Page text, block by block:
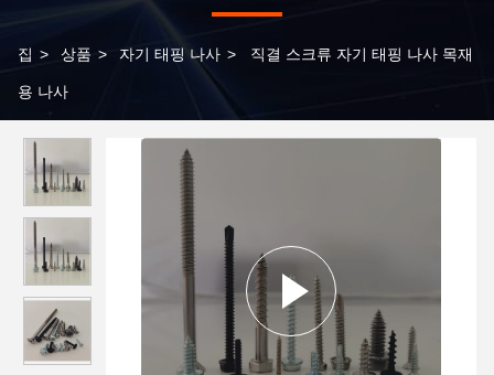
집 > 상품 > 자기 태핑 나사 > 직결 스크류 자기 태핑 나사 목재
용 나사